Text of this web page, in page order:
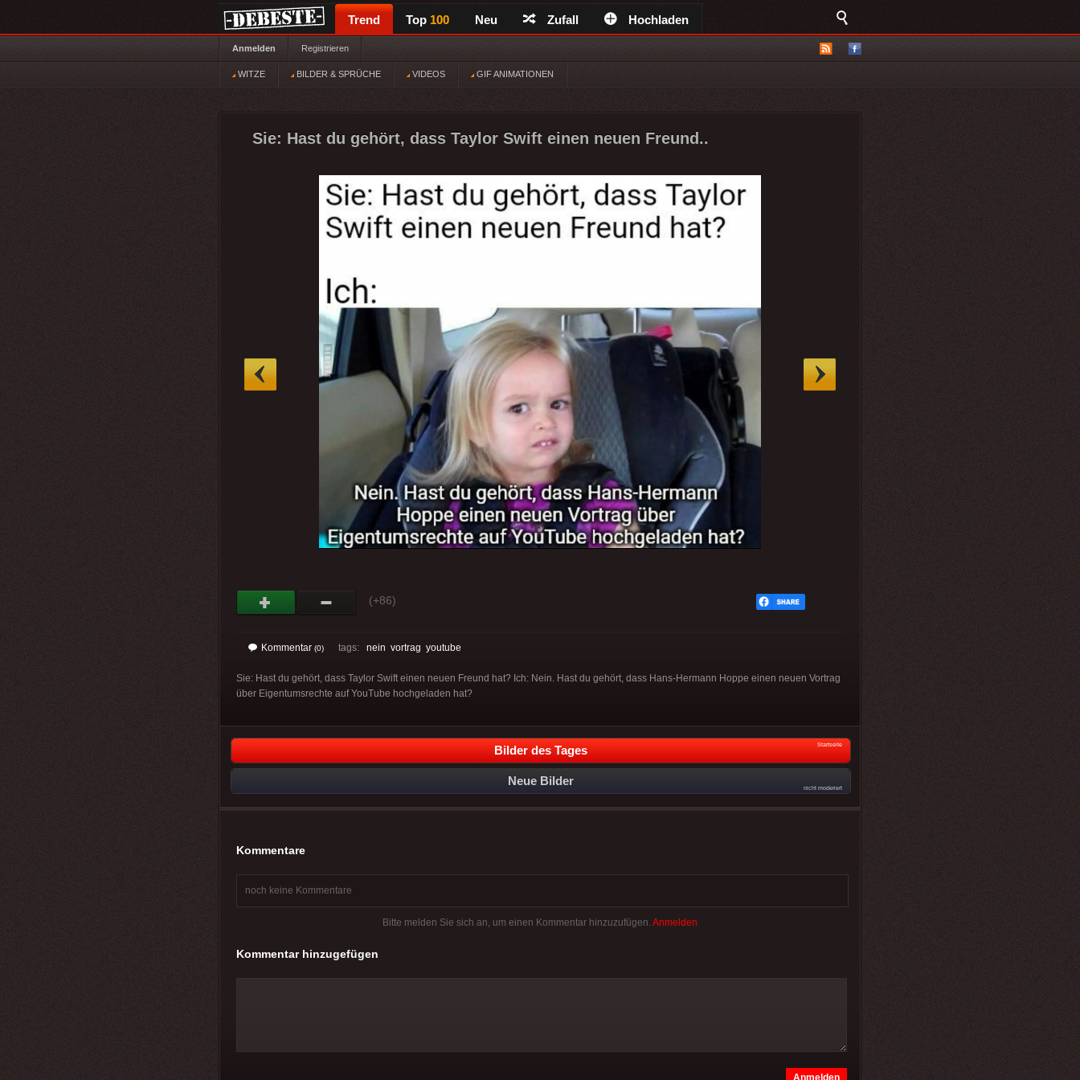
Trend Top 100 Neu Zufall Hochladen
Anmelden Registrieren
WITZE BILDER & SPRÜCHE VIDEOS GIF ANIMATIONEN
Sie: Hast du gehört, dass Taylor Swift einen neuen Freund..
(+86)
Kommentar (0) tags: nein vortrag youtube
Sie: Hast du gehört, dass Taylor Swift einen neuen Freund hat? Ich: Nein. Hast du gehört, dass Hans-Hermann Hoppe einen neuen Vortrag
über Eigentumsrechte auf YouTube hochgeladen hat?
Bilder des Tages Startseite
Neue Bilder
nicht moderiert
Kommentare
noch keine Kommentare
Bitte melden Sie sich an, um einen Kommentar hinzuzufügen. Anmelden
Kommentar hinzugefügen